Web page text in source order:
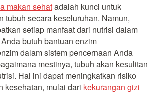
makan sehatadalah kunci untuk
tubuh secara keseluruhan. Namun,
setiap manfaat dari nutrisi dalam
butuh bantuan enzim
dalam sistem pencernaan Anda
mestinya, tubuh akan kesulitan
Hal ini dapat meningkatkan risiko
kesehatan, mulai dari kekurangan gizi